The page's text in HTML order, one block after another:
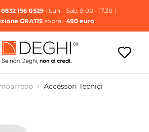
0832 156 0529| Lun - Sab: 9.00 - 17.30 |
GRATISsopra i 490 euro
Accessori Tecnici